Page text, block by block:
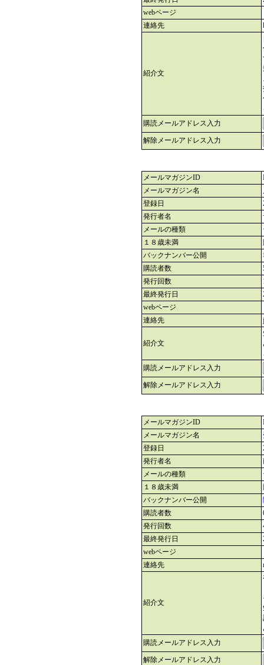
webページ
連絡先
紹介文
購読メールアドレス入力
解除メールアドレス入力
メールマガジンID
メールマガジン名
登録日
発行者名
メールの種類
１８歳未満
バックナンバー公開
購読者数
発行回数
最終発行日
webページ
連絡先
紹介文
購読メールアドレス入力
解除メールアドレス入力
メールマガジンID
メールマガジン名
登録日
発行者名
メールの種類
１８歳未満
バックナンバー公開
購読者数
発行回数
最終発行日
webページ
連絡先
紹介文
購読メールアドレス入力
解除メールアドレス入力